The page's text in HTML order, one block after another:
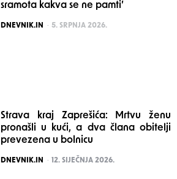
sramota kakva se ne pamti’
POSTED
DNEVNIK.IN 5. SRPNJA 2026.
Strava kraj Zaprešića: Mrtvu ženu
pronašli u kući, a dva člana obitelji
prevezena u bolnicu
POSTED
DNEVNIK.IN 12. SIJEČNJA 2026.